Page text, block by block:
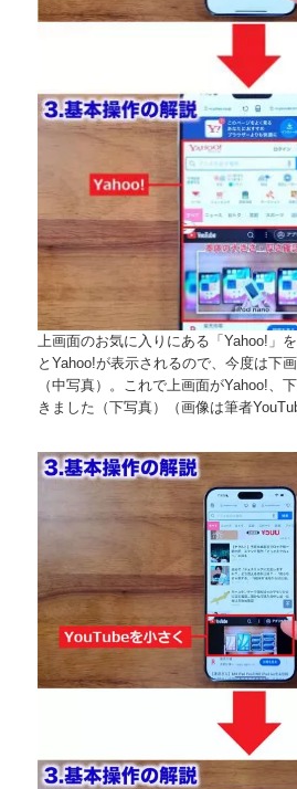
上画面のお気に入りにある「Yahoo!」
とYahoo!が表示されるので、今度は下
（中写真）。これで上画面がYahoo!、
きました（下写真）（画像は筆者